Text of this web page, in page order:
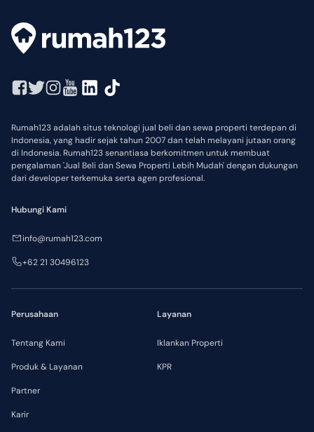
Rumah123 adalah situs teknologi jual beli dan sewa properti terdepan di
Indonesia, yang hadir sejak tahun 2007 dan telah melayani jutaan orang
di Indonesia. Rumah123 senantiasa berkomitmen untuk membuat
pengalaman 'Jual Beli dan Sewa Properti Lebih Mudah' dengan dukungan
dari developer terkemuka serta agen profesional.
Perusahaan
Tentang Kami
Produk & Layanan
Partner
Karir
Layanan
Iklankan Properti
KPR
Hubungi Kami
info@rumah123.com
+62 21 30496123